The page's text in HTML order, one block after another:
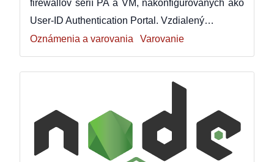
firewallov sérií PA a VM, nakonfigurovaných ako
User-ID Authentication Portal. Vzdialený…
Oznámenia a varovania
Varovanie